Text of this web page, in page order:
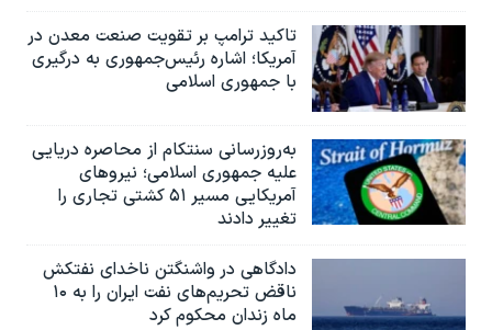
تاکید ترامپ بر تقویت صنعت معدن در
آمریکا؛ اشاره رئیس‌جمهوری به درگیری
با جمهوری اسلامی
به‌روزرسانی سنتکام از محاصره دریایی
علیه جمهوری اسلامی؛ نیروهای
آمریکایی مسیر ۵۱ کشتی تجاری را
تغییر دادند
دادگاهی در واشنگتن ناخدای نفتکش
ناقض تحریم‌های نفت ایران را به ۱۰
ماه زندان محکوم کرد